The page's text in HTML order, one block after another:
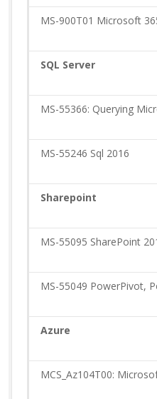
MS-900T01 Microsoft
SQL Server
MS-55366: Querying
MS-55246 Sql 2016
Sharepoint
MS-55095 SharePoint
MS-55049 PowerPivot,
Azure
MCS_Az104T00: